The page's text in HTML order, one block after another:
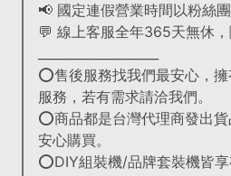
📢 國定連假營業時間以粉絲團
💬 線上客服全年365天無休，
⭕售後服務找我們最安心，
服務，若有需求請洽我們。
⭕商品都是台灣代理商發出
安心購買。
⭕DIY組裝機/品牌套裝機皆